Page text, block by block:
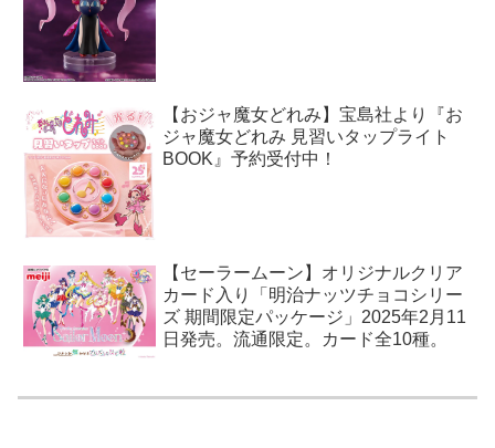
【おジャ魔女どれみ】宝島社より『お
ジャ魔女どれみ 見習いタップライト
BOOK』予約受付中！
【セーラームーン】オリジナルクリア
カード入り「明治ナッツチョコシリー
ズ 期間限定パッケージ」2025年2月11
日発売。流通限定。カード全10種。